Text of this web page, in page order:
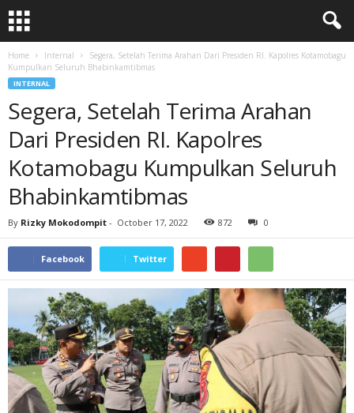
Home Internal
Segera, Setelah Terima Arahan Dari Presiden RI. Kapolres Kotamobagu
Kumpulkan Seluruh Bhabinkamtibmas
INTERNAL
Segera, Setelah Terima Arahan
Dari Presiden RI. Kapolres
Kotamobagu Kumpulkan Seluruh
Bhabinkamtibmas
By Rizky Mokodompit - October 17, 2022 872 0
Facebook Twitter